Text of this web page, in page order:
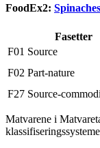
FoodEx2:
Fasetter
F01 Source
F02 Part-nature
F27 Source-
Matvarene i